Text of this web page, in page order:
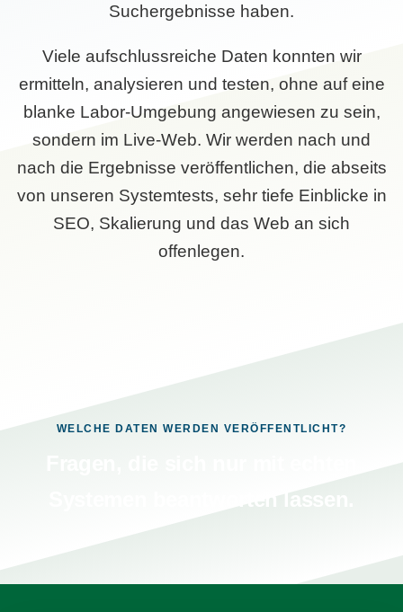
Suchergebnisse haben.
Viele aufschlussreiche Daten konnten wir
ermitteln, analysieren und testen, ohne auf eine
blanke Labor-Umgebung angewiesen zu sein,
sondern im Live-Web. Wir werden nach und
nach die Ergebnisse veröffentlichen, die abseits
von unseren Systemtests, sehr tiefe Einblicke in
SEO, Skalierung und das Web an sich
offenlegen.
WELCHE DATEN WERDEN VERÖFFENTLICHT?